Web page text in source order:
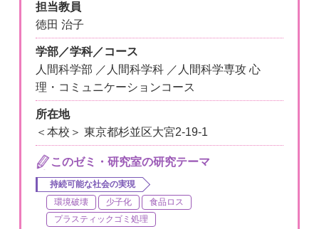
担当教員
徳田 治子
学部／学科／コース
人間科学部 ／人間科学科 ／人間科学専攻 心
理・コミュニケーションコース
所在地
＜本校＞ 東京都杉並区大宮2-19-1
このゼミ・研究室の研究テーマ
持続可能な社会の実現
環境破壊
少子化
食品ロス
プラスティックゴミ処理